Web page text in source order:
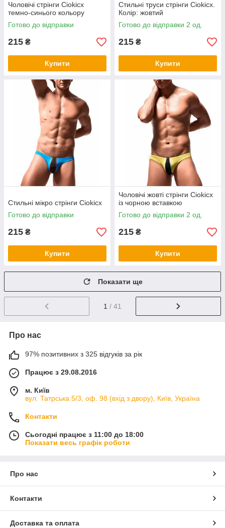
Чоловічі стрінги Ciokicx
темно-синього кольору
Готово до відправки
215 ₴
Купити
Стильні труси стрінги Ciokicx.
Колір: жовтий
Готово до відправки 2 од.
215 ₴
Купити
Стильні мікро стрінги Ciokicx
Готово до відправки
215 ₴
Купити
Чоловічі жовті стрінги Ciokicx
із чорною вставкою
Готово до відправки 2 од.
215 ₴
Купити
Показати ще
1 / 41
Про нас
97% позитивних з 325 відгуків за рік
Працює з 29.08.2016
м. Київ
вул. Татрська 5/3, оф. 98 (вхід з двору), Київ, Україна
Контакти
Сьогодні працює з 11:00 до 18:00
Показати весь графік роботи
Про нас
Контакти
Доставка та оплата